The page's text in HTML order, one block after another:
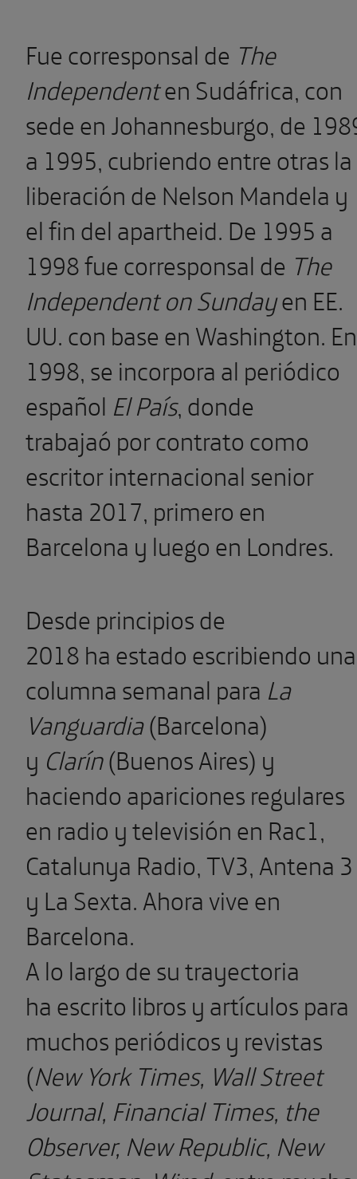
Fue corresponsal de The
Independenten Sudáfrica, con
sede en Johannesburgo, de
a 1995, cubriendo entre otras la
liberación de Nelson Mandela y
el fin del apartheid. De 1995 a
1998 fue corresponsal de The
Independent on Sundayen EE.
UU. con base en Washington. En
1998, se incorpora al periódico
español El País, donde
trabajaó por contrato como
escritor internacional senior
hasta 2017, primero en
Barcelona y luego en Londres.
Desde principios de
2018 ha estado escribiendo una
columna semanal para La
Vanguardia(Barcelona)
y Clarín(Buenos Aires) y
haciendo apariciones regulares
en radio y televisión en Rac1,
Catalunya Radio, TV3, Antena 3
y La Sexta. Ahora vive en
Barcelona.
A lo largo de su trayectoria
ha escrito libros y artículos para
muchos periódicos y revistas
(New York Times, Wall Street
Journal, Financial Times, the
Observer, New Republic, New